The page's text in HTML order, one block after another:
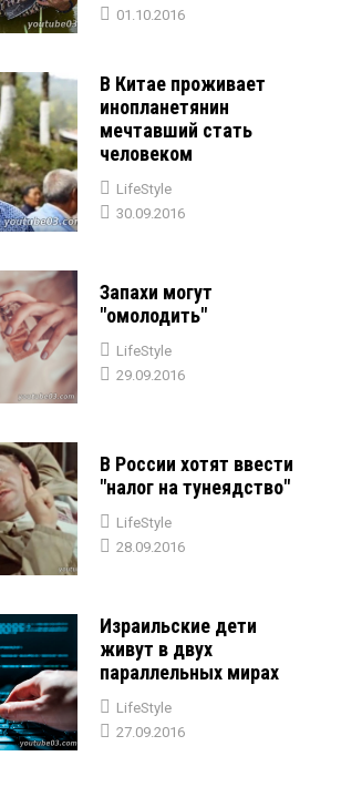
01.10.2016
В Китае проживает
инопланетянин
мечтавший стать
человеком
LifeStyle
30.09.2016
Запахи могут
"омолодить"
LifeStyle
29.09.2016
В России хотят ввести
"налог на тунеядство"
LifeStyle
28.09.2016
Израильские дети
живут в двух
параллельных мирах
LifeStyle
27.09.2016